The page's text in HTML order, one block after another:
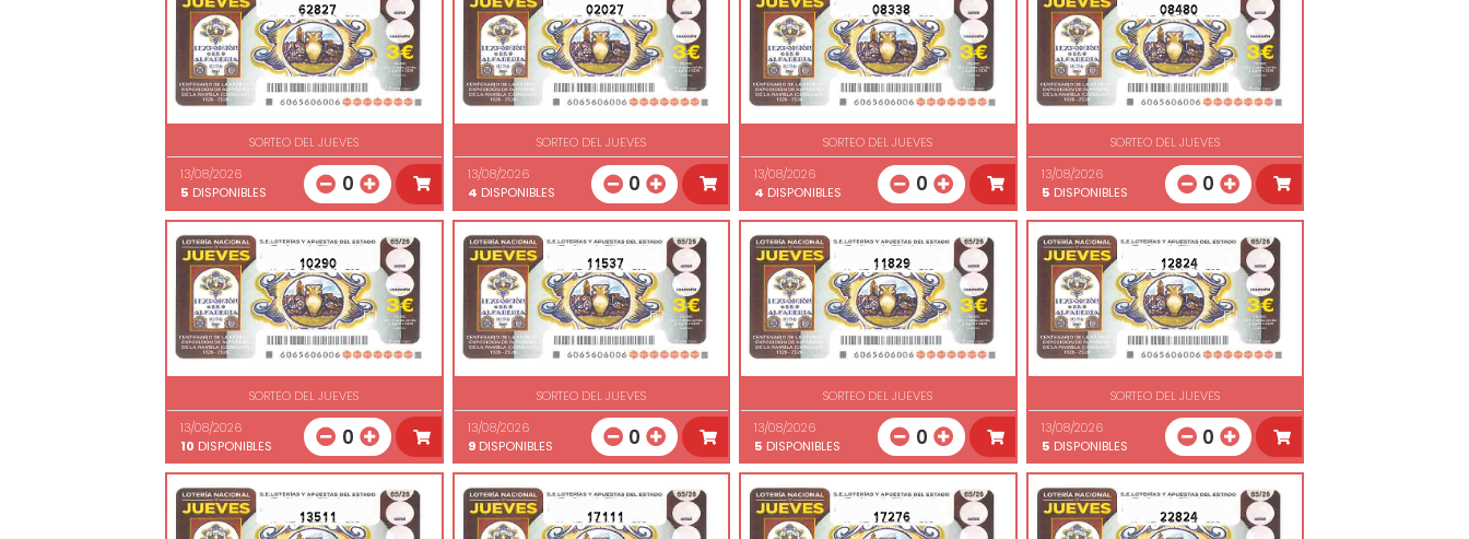
62827
SORTEO DEL JUEVES
13/08/2026
5 DISPONIBLES 0
02027
SORTEO DEL JUEVES
13/08/2026
4 DISPONIBLES 0
08338
SORTEO DEL JUEVES
13/08/2026
4 DISPONIBLES 0
08480
SORTEO DEL JUEVES
13/08/2026
5 DISPONIBLES 0
10290
SORTEO DEL JUEVES
13/08/2026
10 DISPONIBLES 0
11537
SORTEO DEL JUEVES
13/08/2026
9DISPONIBLES 0
11829
SORTEO DEL JUEVES
13/08/2026
5 DISPONIBLES 0
12824
SORTEO DEL JUEVES
13/08/2026
5 DISPONIBLES 0
13511 17111 17276 22824